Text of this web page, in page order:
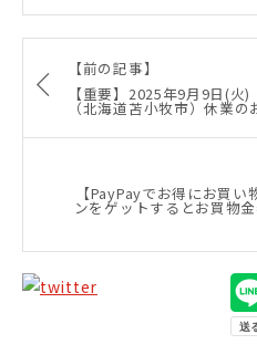
【前の記事】
【重要】2025年9月9日(
（北海道苫小牧市）休業の
【PayPayでお得にお買
ンをゲットするとお買物